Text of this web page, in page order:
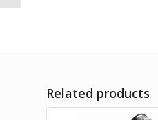
Related products